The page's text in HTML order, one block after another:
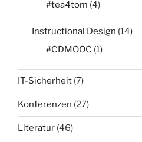
#tea4tom (4)
Instructional Design (14)
#CDMOOC (1)
IT-Sicherheit (7)
Konferenzen (27)
Literatur (46)